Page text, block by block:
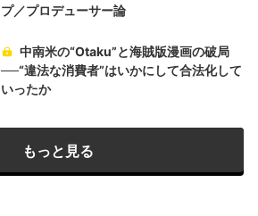
プ／プロデューサー論
中南米の“Otaku”と海賊版漫画の破局
──“違法な消費者”はいかにして合法化して
いったか
もっと見る